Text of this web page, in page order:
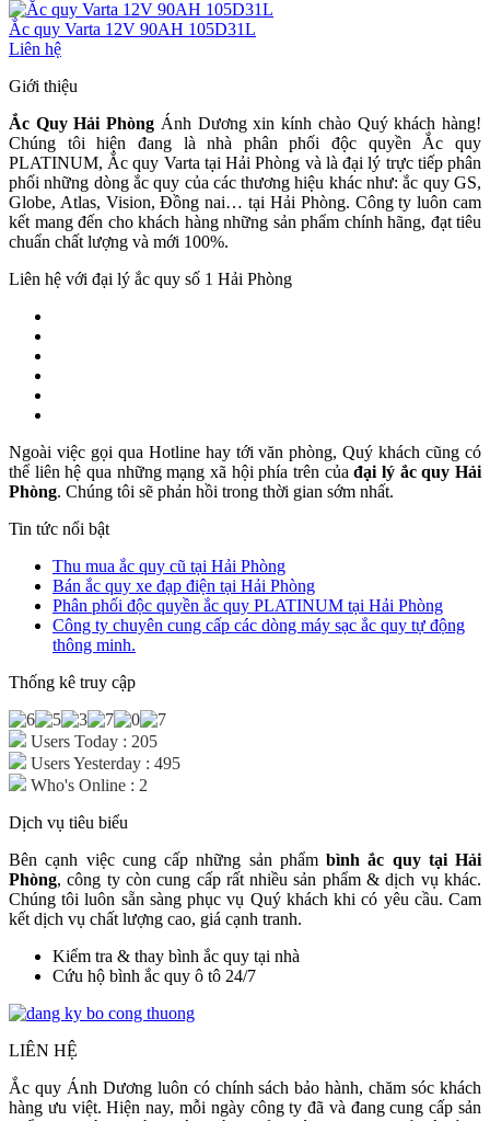
Ắc quy Varta 12V 90AH 105D31L
Liên hệ
Giới thiệu
Ắc Quy Hải Phòng Ánh Dương xin kính chào Quý khách hàng!
Chúng tôi hiện đang là nhà phân phối độc quyền Ắc quy
PLATINUM, Ắc quy Varta tại Hải Phòng và là đại lý trực tiếp phân
phối những dòng ắc quy của các thương hiệu khác như: ắc quy GS,
Globe, Atlas, Vision, Đồng nai… tại Hải Phòng. Công ty luôn cam
kết mang đến cho khách hàng những sản phẩm chính hãng, đạt tiêu
chuẩn chất lượng và mới 100%.
Liên hệ với đại lý ắc quy số 1 Hải Phòng
Ngoài việc gọi qua Hotline hay tới văn phòng, Quý khách cũng có
thể liên hệ qua những mạng xã hội phía trên củađại lý ắc quy Hải
Phòng. Chúng tôi sẽ phản hồi trong thời gian sớm nhất.
Tin tức nổi bật
Thu mua ắc quy cũ tại Hải Phòng
Bán ắc quy xe đạp điện tại Hải Phòng
Phân phối độc quyền ắc quy PLATINUM tại Hải Phòng
Công ty chuyên cung cấp các dòng máy sạc ắc quy tự động
thông minh.
Thống kê truy cập
Users Today : 205
Users Yesterday : 495
Who's Online : 2
Dịch vụ tiêu biểu
Bên cạnh việc cung cấp những sản phẩm bình ắc quy tại Hải
Phòng, công ty còn cung cấp rất nhiều sản phẩm & dịch vụ khác.
Chúng tôi luôn sẵn sàng phục vụ Quý khách khi có yêu cầu. Cam
kết dịch vụ chất lượng cao, giá cạnh tranh.
Kiểm tra & thay bình ắc quy tại nhà
Cứu hộ bình ắc quy ô tô 24/7
LIÊN HỆ
Ắc quy Ánh Dương luôn có chính sách bảo hành, chăm sóc khách
hàng ưu việt. Hiện nay, mỗi ngày công ty đã và đang cung cấp sản